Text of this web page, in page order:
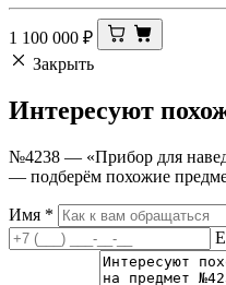
1 100 000 ₽
Закрыть
Интересуют
№4238 — «Прибор для
— подберём похожие
Имя *